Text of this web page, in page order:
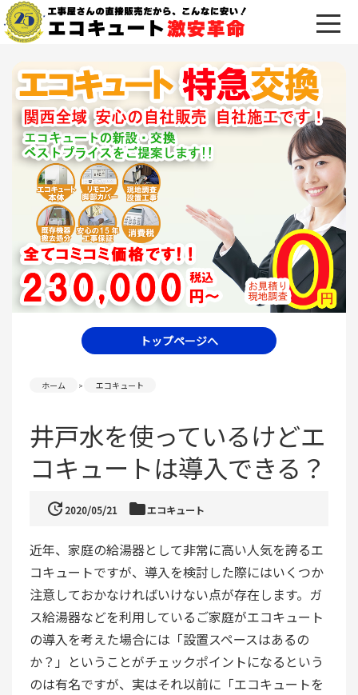
トップページへ
ホーム エコキュート
井戸水を使っているけどエ
コキュートは導入できる？
update2020/05/21 folderエコキュート
近年、家庭の給湯器として非常に高い人気を誇るエ
コキュートですが、導入を検討した際にはいくつか
注意しておかなければいけない点が存在します。ガ
ス給湯器などを利用しているご家庭がエコキュート
の導入を考えた場合には「設置スペースはあるの
か？」ということがチェックポイントになるという
のは有名ですが、実はそれ以前に「エコキュートを